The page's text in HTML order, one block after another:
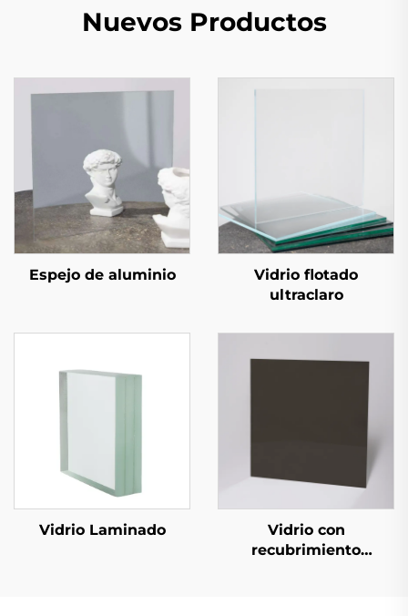
Nuevos Productos
Espejo de aluminio
Vidrio flotado
ultraclaro
Vidrio Laminado
Vidrio con
recubrimiento